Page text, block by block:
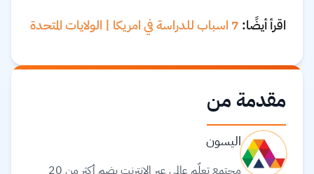
اقرأ أيضًا:
مقدمة من
اليسون